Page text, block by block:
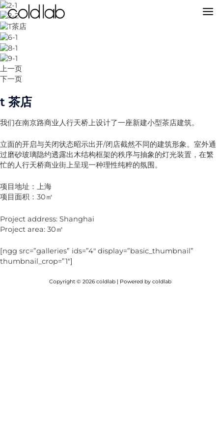
跳
至
内
容
上一页
下一页
t 茶店
我们在南京路商业人行天桥上设计了一座新建小型茶店建筑。
立面的开启与关闭状态昭示出开/闭店截然不同的建筑形象。室外通
过磨砂玻璃隐约透露出木结构框架的秩序与抽象的灯光装置，在繁
忙的人行天桥商业街上呈现一种理性纯粹的氛围。
项目地址：上海
项目面积：30㎡
Project address: Shanghai
Project area: 30㎡
[ngg src=”galleries” ids=”4″ display=”basic_thumbnail”
thumbnail_crop=”1″]
Copyright © 2026 coldlab | Powered by coldlab